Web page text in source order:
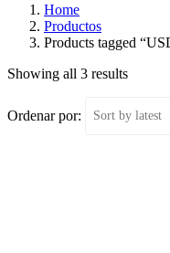
Home
Productos
Products tagged
Showing all 3 results
Ordenar por: